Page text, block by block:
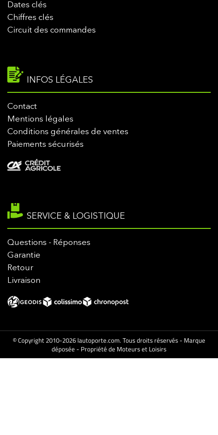
Dates clés
Chiffres clés
Circuit des commandes
INFOS LÉGALES
Contact
Mentions légales
Conditions générales de ventes
Paiements sécurisés
SERVICE & LOGISTIQUE
Questions - Réponses
Garantie
Retour
Livraison
© Copyright 2010-2026 lautoporte.com. Tous droits réservés - Marque
déposée - Propriété de Moteurs et Loisirs